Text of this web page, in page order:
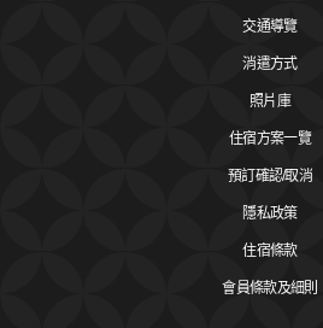
交通導覽
消遣方式
照片庫
住宿方案一覽
預訂確認/取消
隱私政策
住宿條款
會員條款及細則